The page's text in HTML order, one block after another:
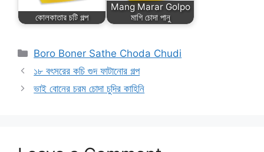
কোলকাতার চটি গল্প
Mang Marar Golpo
মাগি চোদা পানু
Categories
Boro Boner Sathe Choda Chudi
১৮ বৎসরের কচি গুদ ফাটানোর গল্প
ভাই বোনের চরম চোদা চুদির কাহিনি